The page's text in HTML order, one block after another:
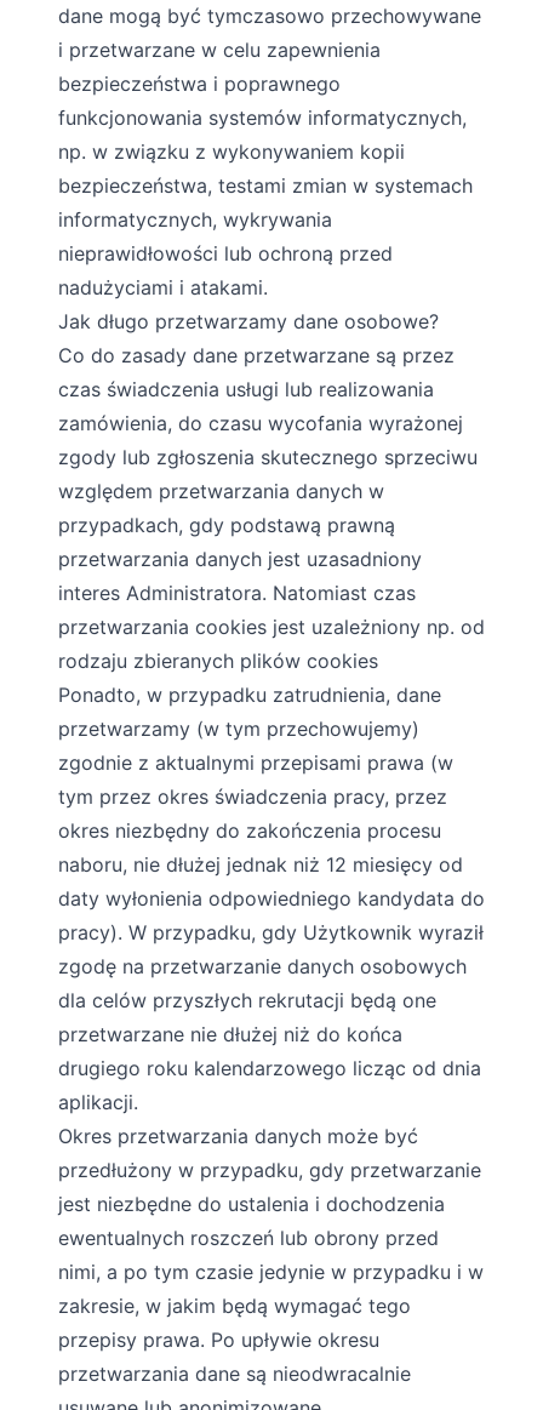
dane mogą być tymczasowo przechowywane
i przetwarzane w celu zapewnienia
bezpieczeństwa i poprawnego
funkcjonowania systemów informatycznych,
np. w związku z wykonywaniem kopii
bezpieczeństwa, testami zmian w systemach
informatycznych, wykrywania
nieprawidłowości lub ochroną przed
nadużyciami i atakami.
Jak długo przetwarzamy dane osobowe?
Co do zasady dane przetwarzane są przez
czas świadczenia usługi lub realizowania
zamówienia, do czasu wycofania wyrażonej
zgody lub zgłoszenia skutecznego sprzeciwu
względem przetwarzania danych w
przypadkach, gdy podstawą prawną
przetwarzania danych jest uzasadniony
interes Administratora. Natomiast czas
przetwarzania cookies jest uzależniony np. od
rodzaju zbieranych plików cookies
Ponadto, w przypadku zatrudnienia, dane
przetwarzamy (w tym przechowujemy)
zgodnie z aktualnymi przepisami prawa (w
tym przez okres świadczenia pracy, przez
okres niezbędny do zakończenia procesu
naboru, nie dłużej jednak niż 12 miesięcy od
daty wyłonienia odpowiedniego kandydata do
pracy). W przypadku, gdy Użytkownik wyraził
zgodę na przetwarzanie danych osobowych
dla celów przyszłych rekrutacji będą one
przetwarzane nie dłużej niż do końca
drugiego roku kalendarzowego licząc od dnia
aplikacji.
Okres przetwarzania danych może być
przedłużony w przypadku, gdy przetwarzanie
jest niezbędne do ustalenia i dochodzenia
ewentualnych roszczeń lub obrony przed
nimi, a po tym czasie jedynie w przypadku i w
zakresie, w jakim będą wymagać tego
przepisy prawa. Po upływie okresu
przetwarzania dane są nieodwracalnie